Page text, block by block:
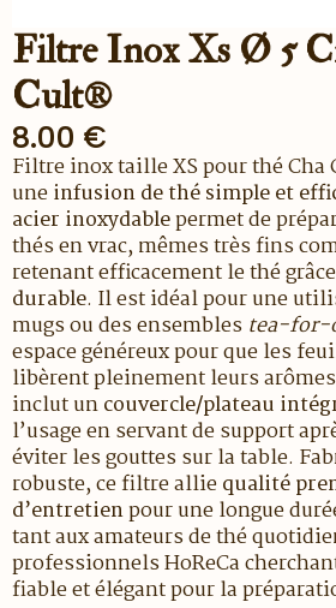
Filtre Inox Xs Ø 5
Cult®
8.00 €
Filtre inox taille XS pour thé
uneinfusion de thé simple et
acier inoxydablepermet de
thés en vrac, mêmes très fins
retenant efficacement le thé
durable. Il est idéal pour une
mugs ou des ensembles tea-for-
espace généreux pour que les
libèrent pleinement leurs
inclut uncouvercle/plateau
l’usage en servant de support
éviter les gouttes sur la table.
robuste, ce filtre alliequalité
d’entretienpour une longue
tant aux amateurs de thé
professionnels HoReCa
fiable et élégant pour la